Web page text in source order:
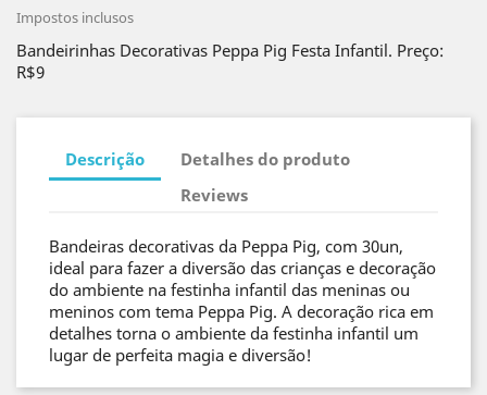
Impostos inclusos
Bandeirinhas Decorativas Peppa Pig Festa Infantil. Preço:
R$9
Descrição
Detalhes do produto
Reviews
Bandeiras decorativas da Peppa Pig, com 30un,
ideal para fazer a diversão das crianças e decoração
do ambiente na festinha infantil das meninas ou
meninos com tema Peppa Pig. A decoração rica em
detalhes torna o ambiente da festinha infantil um
lugar de perfeita magia e diversão!